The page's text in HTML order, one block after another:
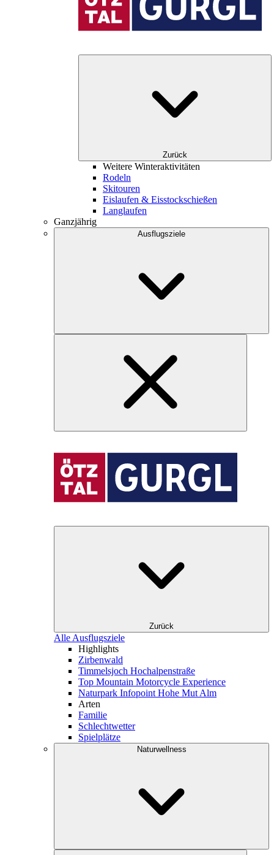
Zurück
Weitere Winteraktivitäten
Rodeln
Skitouren
Eislaufen & Eisstockschießen
Langlaufen
Ganzjährig
Ausflugsziele
Zurück
Alle Ausflugsziele
Highlights
Zirbenwald
Timmelsjoch Hochalpenstraße
Top Mountain Motorcycle Experience
Naturpark Infopoint Hohe Mut Alm
Arten
Familie
Schlechtwetter
Spielplätze
Naturwellness